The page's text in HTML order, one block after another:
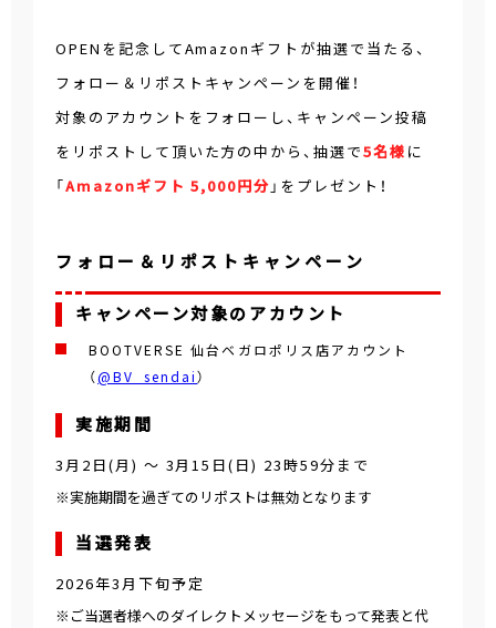
OPENを記念してAmazonギフトが抽選で当たる、
フォロー＆リポストキャンペーンを開催！
対象のアカウントをフォローし、キャンペーン投稿
をリポストして頂いた方の中から、抽選で5名様 に
「Amazonギフト 5,000円分 」をプレゼント！
フォロー＆リポストキャンペーン
キャンペーン対象のアカウント
BOOTVERSE 仙台ベガロポリス店アカウント
（@BV_sendai）
実施期間
3月2日(月) ～ 3月15日(日) 23時59分 まで
※実施期間を過ぎてのリポストは無効となります
当選発表
2026年3月下旬予定
※ご当選者様へのダイレクトメッセージをもって発表と代